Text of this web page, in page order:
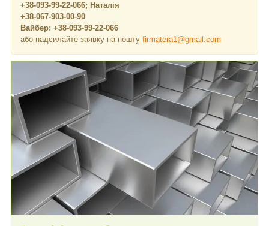
+38-093-99-22-066; Наталія
+38-067-903-00-90
Вайбер: +38-093-99-22-066
або надсилайте заявку на пошту firmatera1@gmail.com